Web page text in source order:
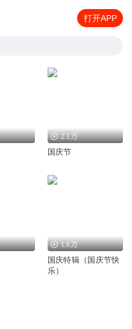
打开APP
2.1万
国庆节
1.6万
国庆特辑（国庆节快
乐）